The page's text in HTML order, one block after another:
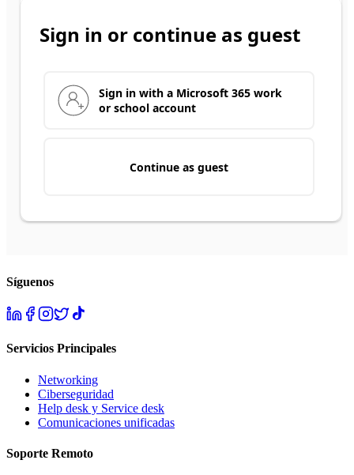
Síguenos
Servicios Principales
Networking
Ciberseguridad
Help desk y Service desk
Comunicaciones unificadas
Soporte Remoto